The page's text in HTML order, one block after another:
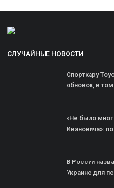
СЛУЧАЙНЫЕ НОВОСТИ
Спорткару
обновок, в
«Не было
Ивановича»:
В России
Украине для